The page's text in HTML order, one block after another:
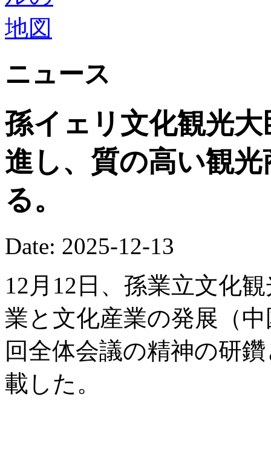
ニュース
孫イェリ文化観光
進し、質の高い観
る。
Date: 2025-12-13
12月12日、孫業立文化
業と文化産業の発展（
回全体会議の精神の研
載した。